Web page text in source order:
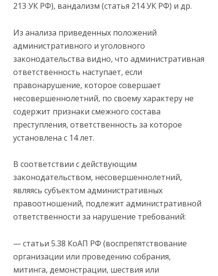
213 УК РФ), вандализм (статья 214 УК РФ) и др.
Из анализа приведенных положений
административного и уголовного
законодательства видно, что административная
ответственность наступает, если
правонарушение, которое совершает
несовершеннолетний, по своему характеру не
содержит признаки смежного состава
преступления, ответственность за которое
установлена с 14 лет.
В соответствии с действующим
законодательством, несовершеннолетний,
являясь субъектом административных
правоотношений, подлежит административной
ответственности за нарушение требований:
— статьи 5.38 КоАП РФ (воспрепятствование
организации или проведению собрания,
митинга, демонстрации, шествия или